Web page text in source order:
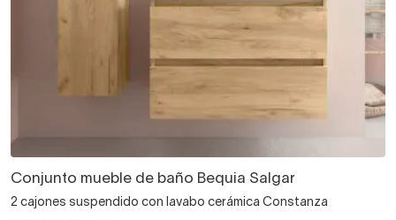
Conjunto mueble de baño Bequia Salgar
2 cajones suspendido con lavabo cerámica Constanza